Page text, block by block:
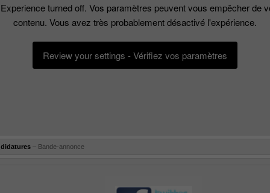
turned off. Vos paramètres peuvent vous empêcher de
contenu. Vous avez très probablement désactivé l'expérience.
Review your settings - Vérifiez vos paramètres
– Bande-annonce